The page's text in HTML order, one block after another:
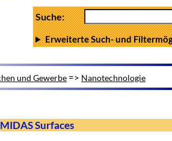
Suche:
Erweiterte Such- und
und Gewerbe => Nanotechnologie
MIDAS Surfaces